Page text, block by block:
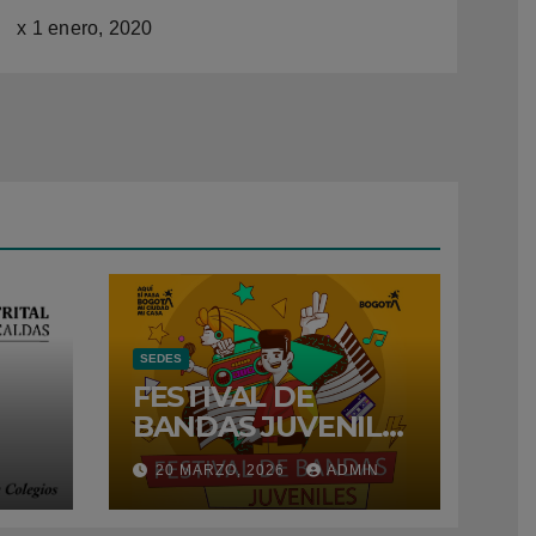
x 1 enero, 2020
SEDES
FESTIVAL DE
BANDAS JUVENILES
– 2026
20 MARZO, 2026 ADMIN